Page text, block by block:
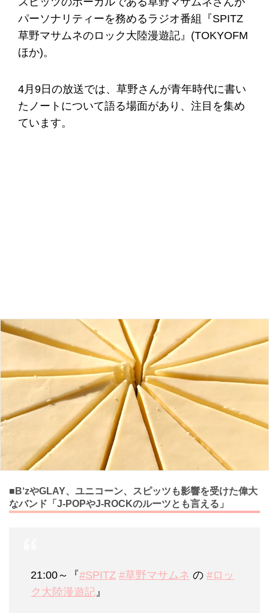
パーソナリティーを務めるラジオ番組『SPITZ
草野マサムネのロック大陸漫遊記』(TOKYOFM
ほか)。
4月9日の放送では、草野さんが青年時代に書い
たノートについて語る場面があり、注目を集め
ています。
■B‘zやGLAY、ユニコーン、スピッツも影響を受けた偉大
なバンド「J-POPやJ-ROCKのルーツとも言える」
21:00～『#SPITZ #草野マサムネ の #ロッ
ク大陸漫遊記 』